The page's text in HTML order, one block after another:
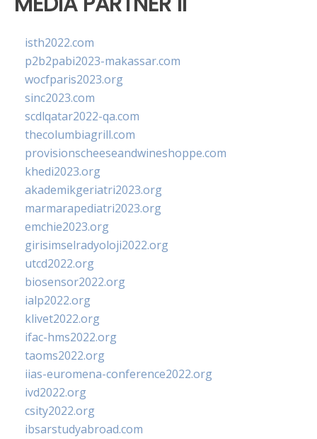
isth2022.com
p2b2pabi2023-makassar.com
wocfparis2023.org
sinc2023.com
scdlqatar2022-qa.com
thecolumbiagrill.com
provisionscheeseandwineshoppe.com
khedi2023.org
akademikgeriatri2023.org
marmarapediatri2023.org
emchie2023.org
girisimselradyoloji2022.org
utcd2022.org
biosensor2022.org
ialp2022.org
klivet2022.org
ifac-hms2022.org
taoms2022.org
iias-euromena-conference2022.org
ivd2022.org
csity2022.org
ibsarstudyabroad.com